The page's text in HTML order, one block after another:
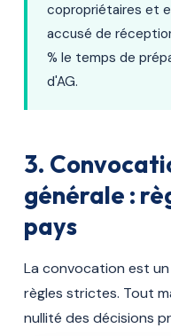
copropriétaires et
accusé de
% le temps de
d'AG.
3.
générale :
pays
La convocation est
règles strictes. Tout
nullité des décisions